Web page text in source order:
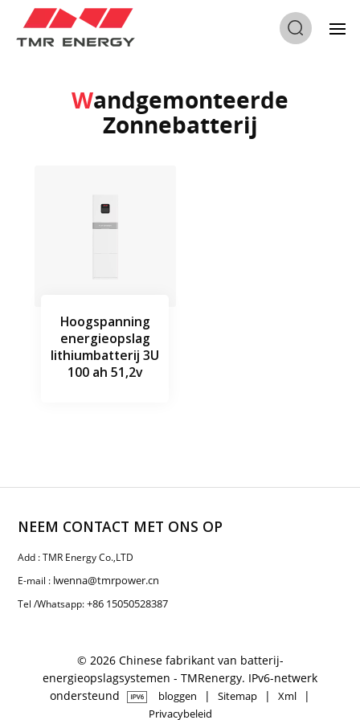
Thuis / Wandgemonteerde Zonnebatterij
Wandgemonteerde
Zonnebatterij
Hoogspanning
energieopslag
lithiumbatterij 3U
100 ah 51,2v
NEEM CONTACT MET ONS OP
Add : TMR Energy Co.,LTD
E-mail : lwenna@tmrpower.cn
Tel /Whatsapp:+86 15050528387
© 2026 Chinese fabrikant van batterij-
energieopslagsystemen - TMRenergy. IPv6-netwerk
ondersteund
bloggen | Sitemap | Xml |
Privacybeleid